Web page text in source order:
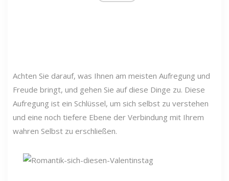
Achten Sie darauf, was Ihnen am meisten Aufregung und
Freude bringt, und gehen Sie auf diese Dinge zu. Diese
Aufregung ist ein Schlüssel, um sich selbst zu verstehen
und eine noch tiefere Ebene der Verbindung mit Ihrem
wahren Selbst zu erschließen.